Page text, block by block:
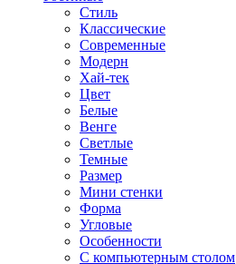
Стиль
Классические
Современные
Модерн
Хай-тек
Цвет
Белые
Венге
Светлые
Темные
Размер
Мини стенки
Форма
Угловые
Особенности
С компьютерным столом